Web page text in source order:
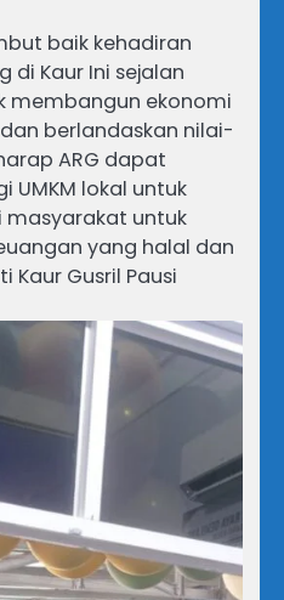
baik kehadiran
di Kaur Ini sejalan
membangun ekonomi
berlandaskan nilai-
ARG dapat
UMKM lokal untuk
untuk
yang halal dan
Kaur Gusril Pausi